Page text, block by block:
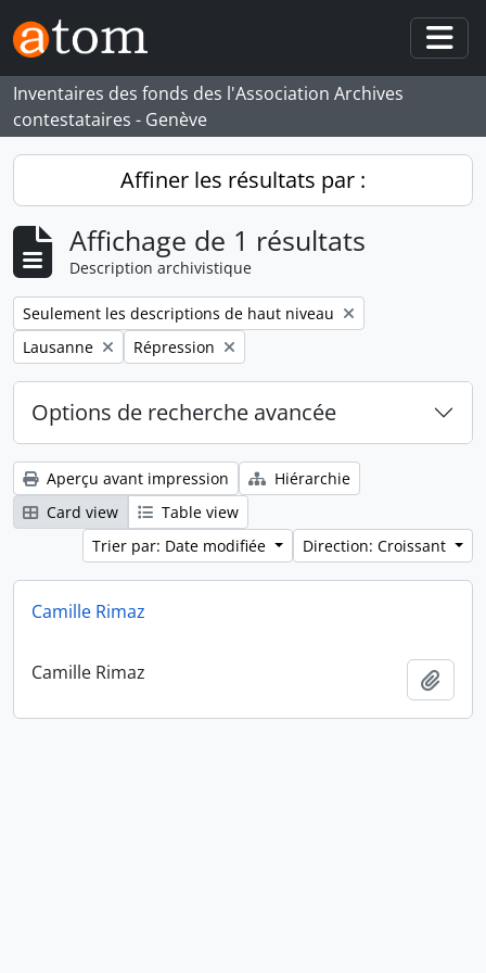
Skip to main content
Inventaires des fonds des l'Association Archives
contestataires - Genève
Affiner les résultats par :
Affichage de 1 résultats
Description archivistique
Remove filter:
Seulement les descriptions de haut niveau
Remove filter:
Lausanne Remove filter:
Répression
Options de recherche avancée
Aperçu avant impression
Hiérarchie
Card view
Table view
Trier par: Date modifiée
Direction: Croissant
Camille Rimaz
Camille Rimaz